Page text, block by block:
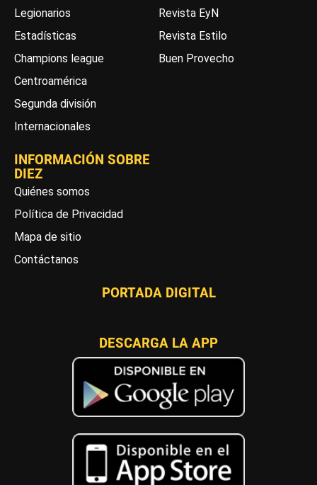
Legionarios
Estadísticas
Champions league
Centroamérica
Segunda división
Internacionales
Revista EyN
Revista Estilo
Buen Provecho
INFORMACIÓN SOBRE
DIEZ
Quiénes somos
Política de Privacidad
Mapa de sitio
Contáctanos
PORTADA DIGITAL
DESCARGA LA APP